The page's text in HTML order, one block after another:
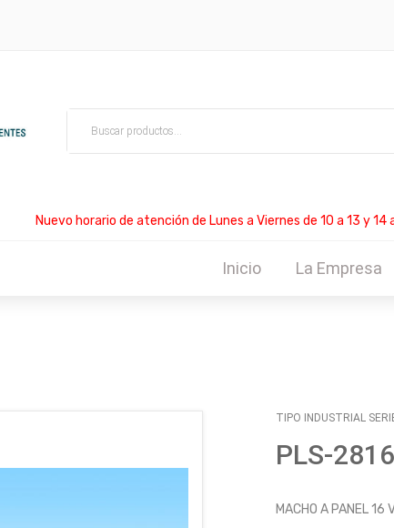
Nuevo horario de atención de Lunes a Viernes de 10 a 13 y 14
Inicio La Empresa
TIPO INDUSTRIAL
PLS-
MACHO A PANEL 16